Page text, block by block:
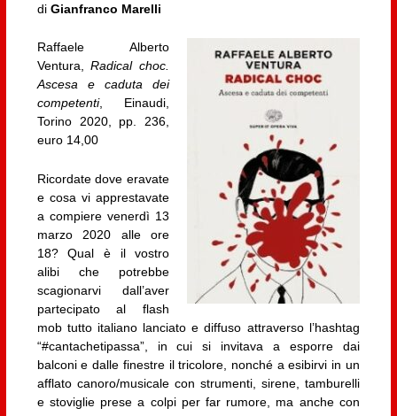
di Gianfranco Marelli
Raffaele Alberto
Ventura,Radical choc.
Ascesa e caduta dei
competenti, Einaudi,
Torino 2020, pp. 236,
euro 14,00
Ricordate dove eravate
e cosa vi apprestavate
a compiere venerdì 13
marzo 2020 alle ore
18? Qual è il vostro
alibi che potrebbe
scagionarvi dall’aver
partecipato al flash
mob tutto italiano lanciato e diffuso attraverso l’hashtag
“#cantachetipassa”, in cui si invitava a esporre dai
balconi e dalle finestre il tricolore, nonché a esibirvi in un
afflato canoro/musicale con strumenti, sirene, tamburelli
e stoviglie prese a colpi per far rumore, ma anche con